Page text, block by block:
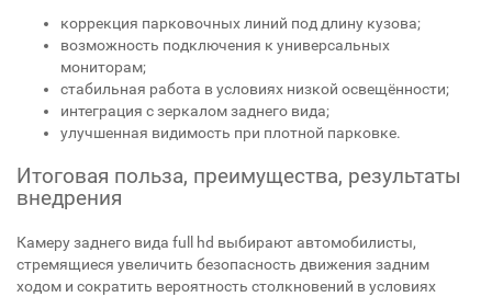
коррекция парковочных линий под длину кузова;
возможность подключения к универсальных
мониторам;
стабильная работа в условиях низкой освещённости;
интеграция с зеркалом заднего вида;
улучшенная видимость при плотной парковке.
Итоговая польза, преимущества, результаты
внедрения
Камеру заднего вида full hd выбирают автомобилисты,
стремящиеся увеличить безопасность движения задним
ходом и сократить вероятность столкновений в условиях